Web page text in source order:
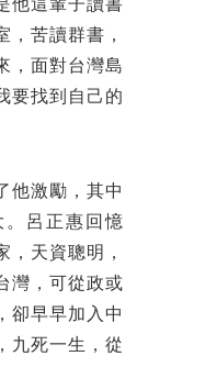
他這輩子讀書
，苦讀群書，
，面對台灣島
要找到自己的
他激勵，其中
。呂正惠回憶
，天資聰明，
灣，可從政或
卻早早加入中
九死一生，從